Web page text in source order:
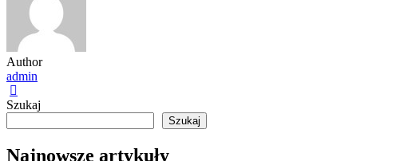
Author
admin
Szukaj
Szukaj
Najnowsze artykuły